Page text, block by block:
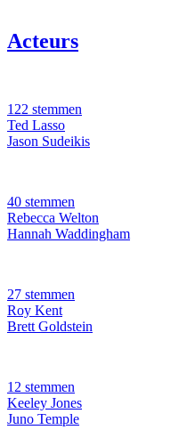
Acteurs
122 stemmen
Ted Lasso
Jason Sudeikis
40 stemmen
Rebecca Welton
Hannah Waddingham
27 stemmen
Roy Kent
Brett Goldstein
12 stemmen
Keeley Jones
Juno Temple